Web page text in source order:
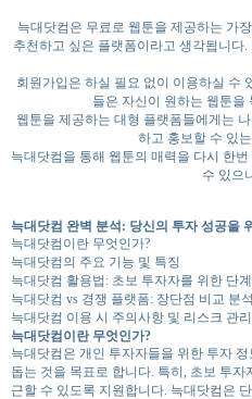
늑대닷컴은 무료로 웹툰을 제공하는 가
추천하고 싶은 플랫폼이라고 생각됩니다
회원가입은 하실 필요 없이 이용하실 수
들은 자신이 원하는 웹툰을
웹툰을 제공하는 대형 플랫폼들에게는
하고 홍보할 수 있
늑대닷컴을 통해 웹툰의 매력을 다시 한
수 있으
늑대닷컴 완벽 분석: 당신의 투자 성공을
늑대닷컴이란 무엇인가?
늑대닷컴의 주요 기능 및 특징
늑대닷컴 활용법: 초보 투자자를 위한 단
늑대닷컴 vs 경쟁 플랫폼: 장단점 비교 분석
늑대닷컴 이용 시 주의사항 및 리스크 관리
늑대닷컴이란 무엇인가?
늑대닷컴은 개인 투자자들을 위한 투자
돕는 것을 목표로 합니다. 특히, 초보 투
근할 수 있도록 지원합니다. 늑대닷컴은